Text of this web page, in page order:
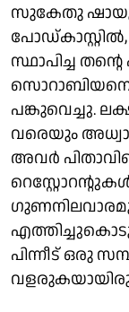
സുകേതു
സ്ഥാപിച്ച
പങ്കുവെച്ചു.
വരെയും
അവർ
പിന്നീട് ഒരു